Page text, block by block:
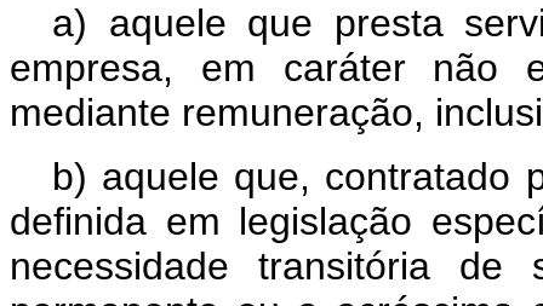
a) aquele que presta
empresa, em caráter não
mediante remuneração,
b) aquele que, contratado
definida em legislação
necessidade transitória